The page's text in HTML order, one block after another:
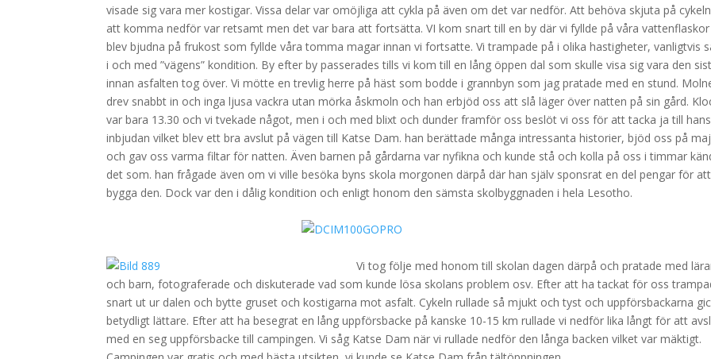
visade sig vara mer kostigar. Vissa delar var omöjliga att cykla på även om det var nedför. Att behöva skjuta på
att komma nedför var retsamt men det var bara att fortsätta. VI kom snart till en by där vi fyllde på våra
blev bjudna på frukost som fyllde våra tomma magar innan vi fortsatte. Vi trampade på i olika hastigheter, vanligtvis
i och med ”vägens” kondition. By efter by passerades tills vi kom till en lång öppen dal som skulle visa sig vara den
innan asfalten tog över. Vi mötte en trevlig herre på häst som bodde i grannbyn som jag pratade med en stund.
drev snabbt in och inga ljusa vackra utan mörka åskmoln och han erbjöd oss att slå läger över natten på sin gård.
var bara 13.30 och vi tvekade något, men i och med blixt och dunder framför oss beslöt vi oss för att tacka ja till hans
inbjudan vilket blev ett bra avslut på vägen till Katse Dam. han berättade många intressanta historier, bjöd oss på
och gav oss varma filtar för natten. Även barnen på gårdarna var nyfikna och kunde stå och kolla på oss i timmar
det som. han frågade även om vi ville besöka byns skola morgonen därpå där han själv sponsrat en del pengar för att
bygga den. Dock var den i dålig kondition och enligt honom den sämsta skolbyggnaden i hela Lesotho.
Vi tog följe med honom till skolan dagen därpå och pratade med
och barn, fotograferade och diskuterade vad som kunde lösa skolans problem osv. Efter att ha tackat för oss
snart ut ur dalen och bytte gruset och kostigarna mot asfalt. Cykeln rullade så mjukt och tyst och uppförsbackarna
betydligt lättare. Efter att ha besegrat en lång uppförsbacke på kanske 10-15 km rullade vi nedför lika långt för att
med en seg uppförsbacke till campingen. Vi såg Katse Dam när vi rullade nedför den långa backen vilket var mäktigt.